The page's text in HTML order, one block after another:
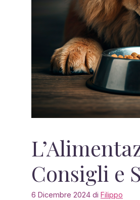
Consigli e
6 Dicembre 2024 di Filippo